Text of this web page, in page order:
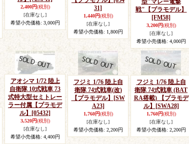
2,400円(税別)
[在庫なし]
希望小売価格: 3,000円
31]
1,440円(税別)
[在庫なし]
希望小売価格: 1,800円
型"マレー電撃
戦"【プラモデル】
[FM58]
3,200円(税別)
[在庫なし]
希望小売価格: 4,000円
アオシマ 1/72 陸上
自衛隊 10式戦車 73
式特大型セミトレー
ラー付属【プラモデ
ル】
[05432]
3,520円(税別)
[在庫なし]
希望小売価格: 4,400円
フジミ 1/76 陸上自
衛隊 74式戦車(改)
【プラモデル】
[SW
A23]
1,760円(税別)
[在庫なし]
希望小売価格: 2,200円
フジミ 1/76 陸上自
衛隊 74式戦車 (BAT
RA搭載) 【プラモデ
ル】
[SWA28]
1,760円(税別)
[在庫なし]
希望小売価格: 2,200円